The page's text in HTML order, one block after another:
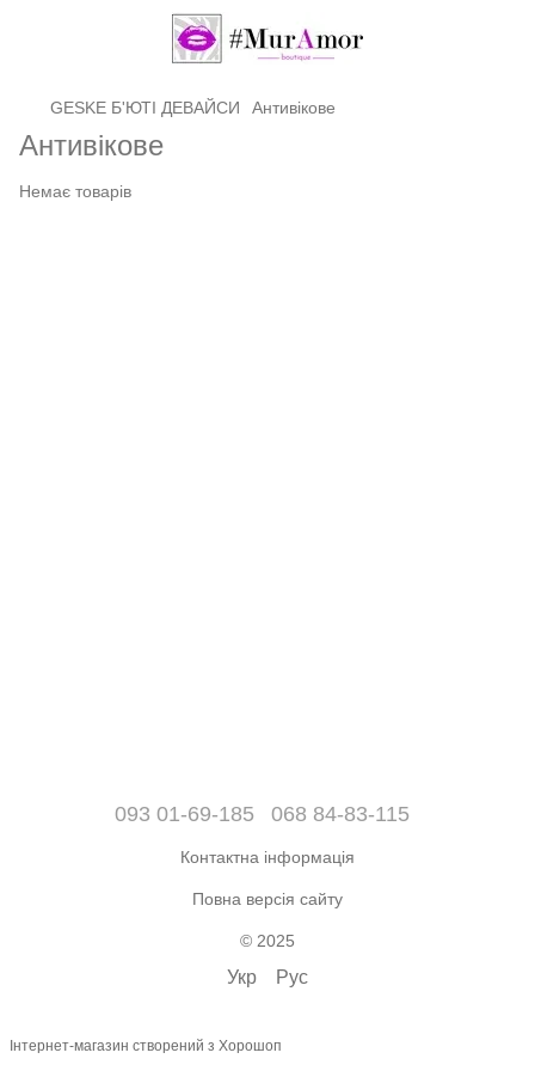
GЕSKE Б'ЮТІ ДЕВАЙСИ Антивікове
Антивікове
Немає товарів
093 01-69-185 068 84-83-115
Контактна інформація
Повна версія сайту
© 2025
Укр Рус
Інтернет-магазин створений з Хорошоп